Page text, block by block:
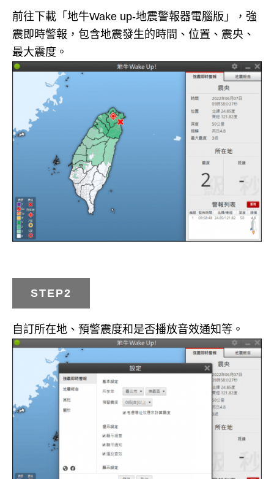
前往下載「地牛Wake up-地震警報器電腦版」，強
震即時警報，包含地震發生的時間、位置、震央、
最大震度。
STEP2
自訂所在地、預警震度和是否播放音效通知等。